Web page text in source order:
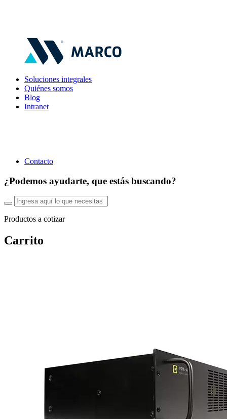
Soluciones integrales
Quiénes somos
Blog
Intranet
Contacto
¿Podemos ayudarte, que estás buscando?
Productos a cotizar
Carrito